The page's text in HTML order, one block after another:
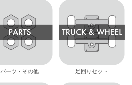
パーツ・その他 足回りセット